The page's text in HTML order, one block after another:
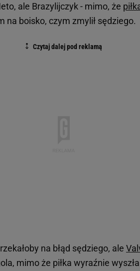
ale Brazylijczyk - mimo, że
na boisko, czym zmylił sędziego.
na błąd sędziego, ale
mimo że piłka wyraźnie